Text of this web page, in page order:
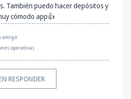
También puedo hacer depósitos y
cómodo app👍
amigo
operativas
RESPONDER